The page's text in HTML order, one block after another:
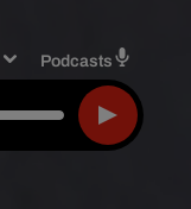
Podcasts